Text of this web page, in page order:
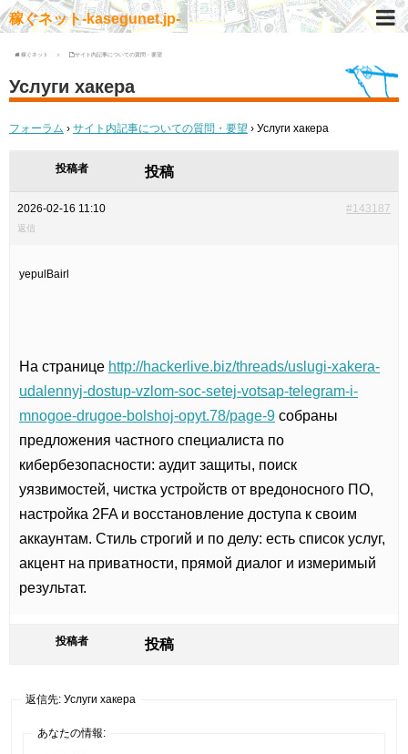
稼ぐネット-kasegunet.jp-
稼ぐネット サイト内記事についての質問・要望
Услуги хакера
フォーラム › サイト内記事についての質問・要望 › Услуги хакера
投稿者 投稿
2026-02-16 11:10 #143187
返信
yepulBairl
На странице http://hackerlive.biz/threads/uslugi-xakera-
udalennyj-dostup-vzlom-soc-setej-votsap-telegram-i-
mnogoe-drugoe-bolshoj-opyt.78/page-9 собраны
предложения частного специалиста по
кибербезопасности: аудит защиты, поиск
уязвимостей, чистка устройств от вредоносного ПО,
настройка 2FA и восстановление доступа к своим
аккаунтам. Стиль строгий и по делу: есть список услуг,
акцент на приватности, прямой диалог и измеримый
результат.
投稿者 投稿
返信先: Услуги хакера
あなたの情報: